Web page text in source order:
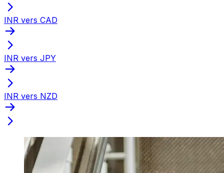
INR vers CAD
INR vers JPY
INR vers NZD